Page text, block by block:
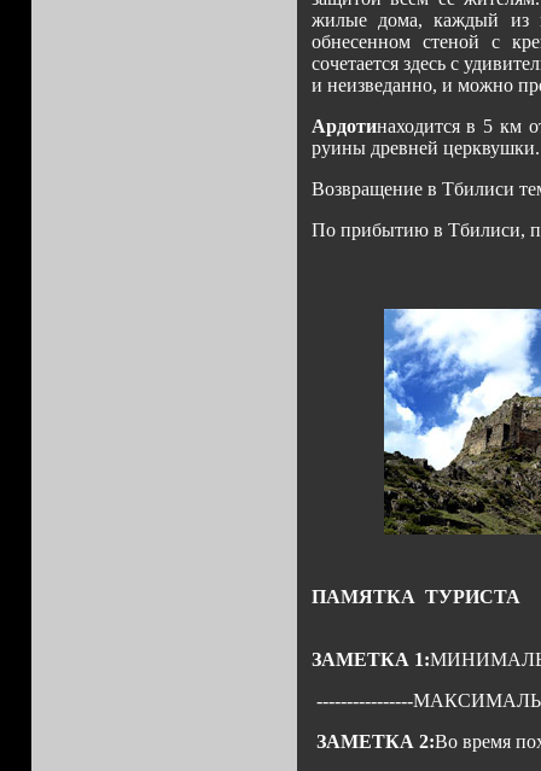
жилые дома, каждый из
обнесенном стеной с
сочетается здесь с
и неизведанно, и можно
Ардотинаходится в 5 км
руины древней
Возвращение в Тбилиси
По прибытию в Тбилиси,
ПАМЯТКА ТУРИСТА
ЗАМЕТКА 1:
----------------
ЗАМЕТКА 2:Во время